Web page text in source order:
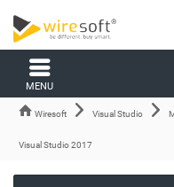
MENU
Wiresoft Visual Studio
Visual Studio 2017